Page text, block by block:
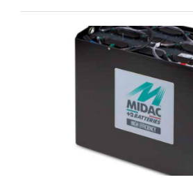
TwitterFacebook
LinkedIn
Email